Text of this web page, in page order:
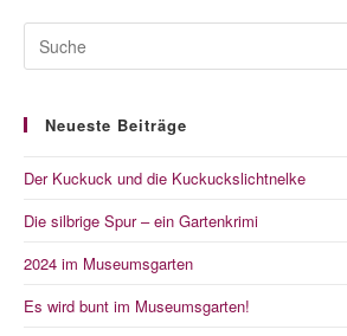
Neueste Beiträge
Der Kuckuck und die Kuckuckslichtnelke
Die silbrige Spur – ein Gartenkrimi
2024 im Museumsgarten
Es wird bunt im Museumsgarten!